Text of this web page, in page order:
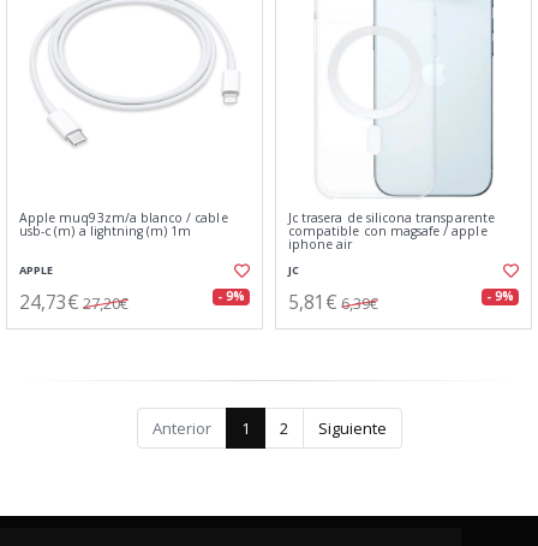
Apple muq93zm/a blanco / cable
usb-c (m) a lightning (m) 1m
APPLE
24,73€ 27,20€ - 9%
Jc trasera de silicona transparente
compatible con magsafe / apple
iphone air
JC
5,81€ 6,39€ - 9%
Anterior 1 2 Siguiente